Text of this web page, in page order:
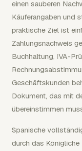
einen sauberen
Käuferangaben und
praktische Ziel ist
Zahlungsnachweis
Buchhaltung, IVA-
Geschäftskunden
Dokument, das mit
übereinstimmen
Spanische
durch das